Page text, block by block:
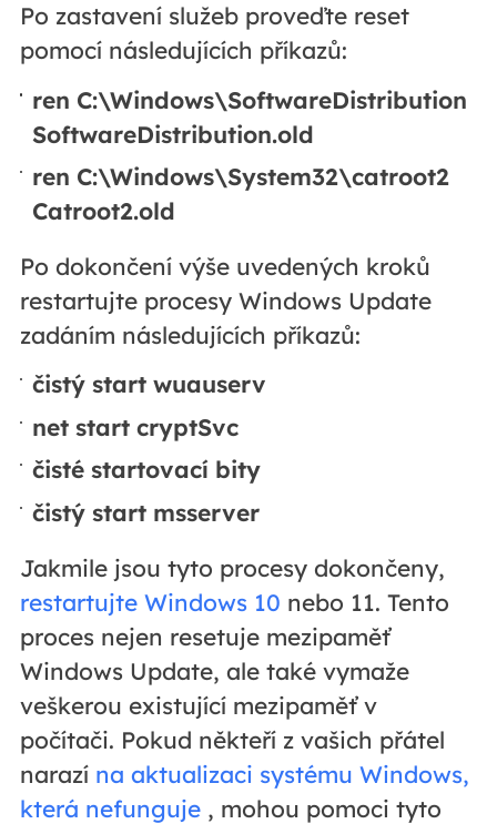
Po zastavení služeb proveďte reset
pomocí následujících příkazů:
ren C:\Windows\SoftwareDistribution
SoftwareDistribution.old
ren C:\Windows\System32\catroot2
Catroot2.old
Po dokončení výše uvedených kroků
restartujte procesy Windows Update
zadáním následujících příkazů:
čistý start wuauserv
net start cryptSvc
čisté startovací bity
čistý start msserver
Jakmile jsou tyto procesy dokončeny,
restartujte Windows 10 nebo 11. Tento
proces nejen resetuje mezipaměť
Windows Update, ale také vymaže
veškerou existující mezipaměť v
počítači. Pokud někteří z vašich přátel
narazí na aktualizaci systému Windows,
která nefunguje, mohou pomoci tyto